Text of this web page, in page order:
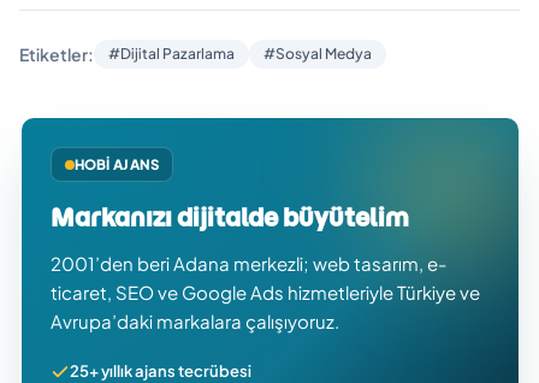
Etiketler: #Dijital Pazarlama #Sosyal Medya
HOBI AJANS
Markanızı dijitalde büyütelim
2001’den beri Adana merkezli; web tasarım, e-
ticaret, SEO ve Google Ads hizmetleriyle Türkiye ve
Avrupa’daki markalara çalışıyoruz.
25+ yıllık ajans tecrübesi